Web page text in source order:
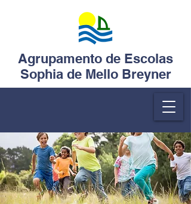
Agrupamento de Escolas
Sophia de Mello Breyner